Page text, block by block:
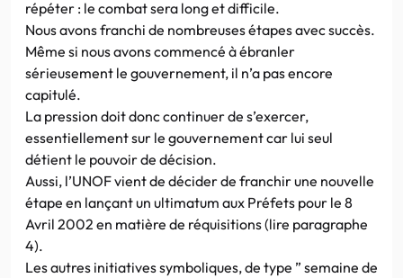
répéter : le combat sera long et difficile.
Nous avons franchi de nombreuses étapes avec succès.
Même si nous avons commencé à ébranler
sérieusement le gouvernement, il n’a pas encore
capitulé.
La pression doit donc continuer de s’exercer,
essentiellement sur le gouvernement car lui seul
détient le pouvoir de décision.
Aussi, l’UNOF vient de décider de franchir une nouvelle
étape en lançant un ultimatum aux Préfets pour le 8
Avril 2002 en matière de réquisitions (lire paragraphe
4).
Les autres initiatives symboliques, de type ” semaine de